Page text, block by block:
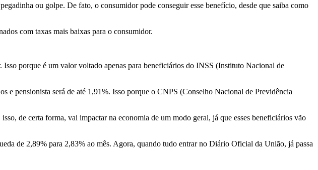
ou golpe. De fato, o consumidor pode conseguir esse benefício, desde que saiba como
com taxas mais baixas para o consumidor.
porque é um valor voltado apenas para beneficiários do INSS (Instituto Nacional de
e pensionista será de até 1,91%. Isso porque o CNPS (Conselho Nacional de Previdência
de certa forma, vai impactar na economia de um modo geral, já que esses beneficiários vão
de 2,89% para 2,83% ao mês. Agora, quando tudo entrar no Diário Oficial da União, já passa